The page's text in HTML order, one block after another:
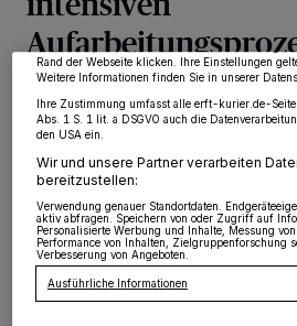
Der Vorstand des
sich froh und erleichtert darüber,
Gutachten von Prof. Gercke über
sexueller Gewalt im Erzbistum
wurde. Insbesondere mit Blick
sexueller Gewalt ist es gut, dass
Hängepartie nun beendet ist. Die
jedoch auch erschrocken über
sexuellen Gewalt und die deutlich
strukturellen Probleme im
möglicherweise nicht mehr so relevant für Sie. Sie
wieder aufrufen, um Ihre Einstellungen zu ändern
widerrufen, indem Sie auf den Link Einstellungen
Rand der Webseite klicken. Ihre Einstellungen
Weitere Informationen finden Sie in unserer
Ihre Zustimmung umfasst alle erft-kurier.de-
Abs. 1 S. 1 lit. a DSGVO auch die
den USA ein.
Wir und unsere Partner verarbeiten
bereitzustellen:
Verwendung genauer Standortdaten.
aktiv abfragen. Speichern von oder Zugriff auf
Personalisierte Werbung und Inhalte, Messung
Performance von Inhalten, Zielgruppenforschung
Verbesserung von Angeboten.
Ausführliche Informationen